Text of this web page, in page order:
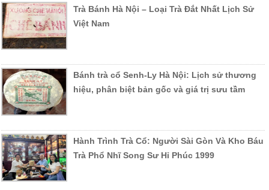
Trà Bánh Hà Nội – Loại Trà Đắt Nhất Lịch Sử
Việt Nam
Bánh trà cổ Senh-Ly Hà Nội: Lịch sử thương
hiệu, phân biệt bản gốc và giá trị sưu tầm
Hành Trình Trà Cổ: Người Sài Gòn Và Kho Báu
Trà Phổ Nhĩ Song Sư Hỉ Phúc 1999